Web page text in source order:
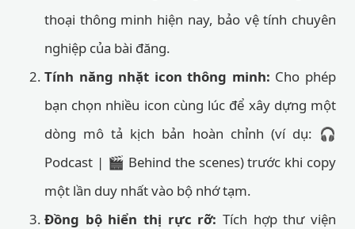
thoại thông minh hiện nay, bảo vệ tính chuyên
nghiệp của bài đăng.
Tính năng nhặt icon thông minh: Cho phép
bạn chọn nhiều icon cùng lúc để xây dựng một
dòng mô tả kịch bản hoàn chỉnh (ví dụ: 🎧
Podcast | 🎬 Behind the scenes) trước khi copy
một lần duy nhất vào bộ nhớ tạm.
Đồng bộ hiển thị rực rỡ: Tích hợp thư viện